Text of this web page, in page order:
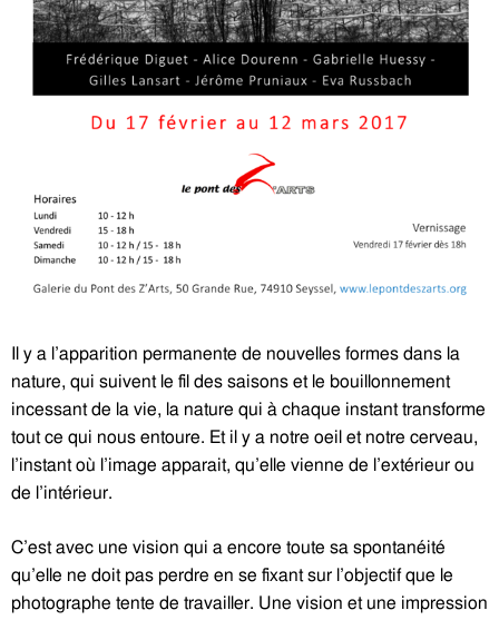
Il y a l’apparition permanente de nouvelles formes dans la
nature, qui suivent le fil des saisons et le bouillonnement
incessant de la vie, la nature qui à chaque instant transforme
tout ce qui nous entoure. Et il y a notre oeil et notre cerveau,
l’instant où l’image apparait, qu’elle vienne de l’extérieur ou
de l’intérieur.
C’est avec une vision qui a encore toute sa spontanéité
qu’elle ne doit pas perdre en se fixant sur l’objectif que le
photographe tente de travailler. Une vision et une impression